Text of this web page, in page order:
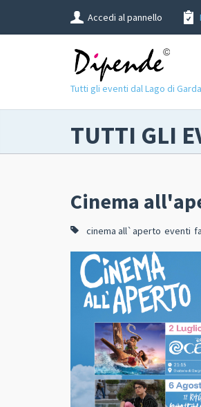
Accedi al pannello
Tutti gli eventi dal Lago di
TUTTI GLI
Cinema
cinema all`aperto eventi